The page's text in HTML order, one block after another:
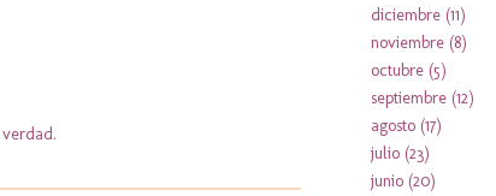
diciembre (11)
noviembre (8)
octubre (5)
septiembre (12)
agosto (17)
julio (23)
junio (20)